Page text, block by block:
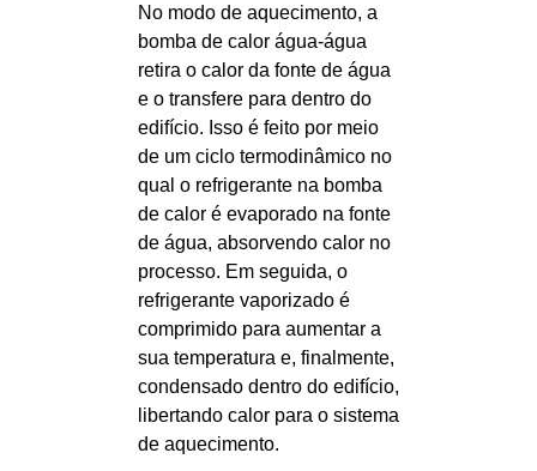
No modo de aquecimento, a
bomba de calor água-água
retira o calor da fonte de água
e o transfere para dentro do
edifício. Isso é feito por meio
de um ciclo termodinâmico no
qual o refrigerante na bomba
de calor é evaporado na fonte
de água, absorvendo calor no
processo. Em seguida, o
refrigerante vaporizado é
comprimido para aumentar a
sua temperatura e, finalmente,
condensado dentro do edifício,
libertando calor para o sistema
de aquecimento.